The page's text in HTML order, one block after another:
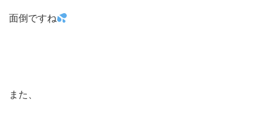
面倒ですね
また、